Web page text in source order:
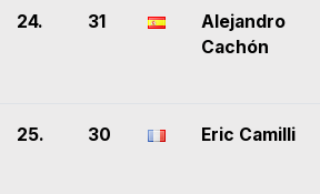
24. 31
Alejandro
Cachón
25. 30 Eric Camilli